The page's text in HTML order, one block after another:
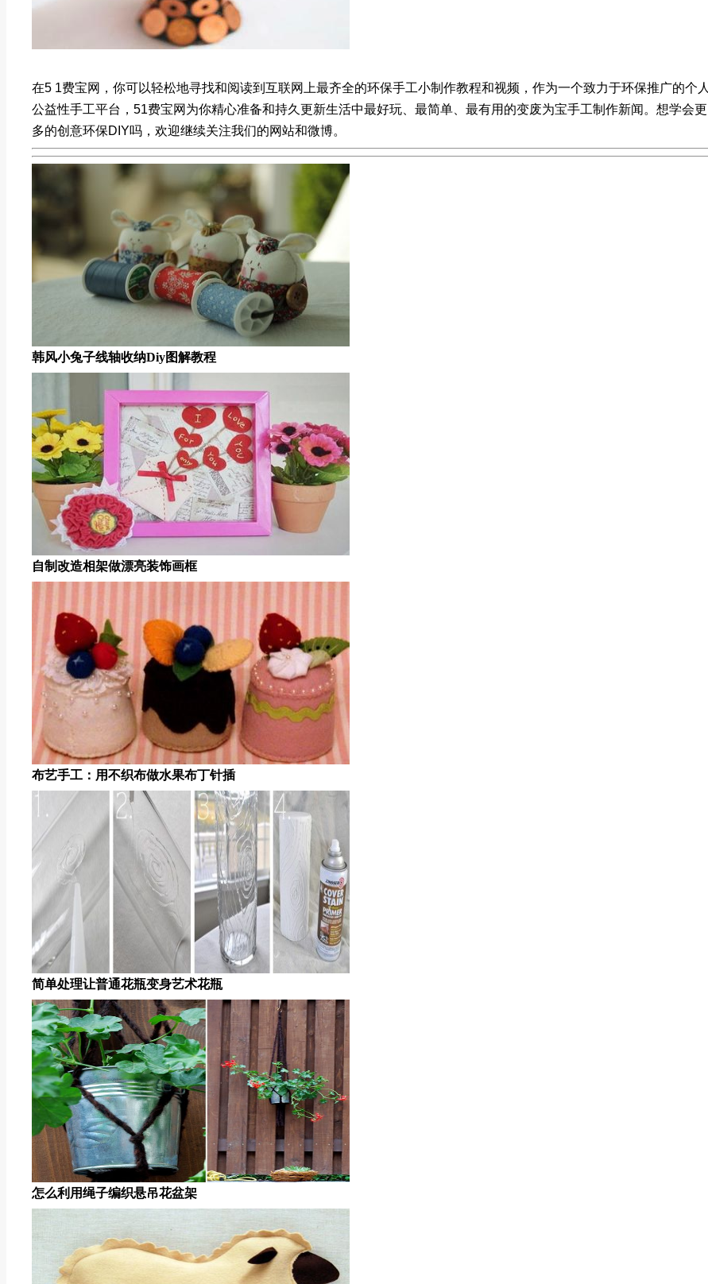
在5 1费宝网，你可以轻松地寻找和阅读到互联网上最齐全的环保手工小制作教程和视频，作为一个致力于环保推广的个人
公益性手工平台，51费宝网为你精心准备和持久更新生活中最好玩、最简单、最有用的变废为宝手工制作新闻。想学会更
多的创意环保DIY吗，欢迎继续关注我们的网站和微博。
韩风小兔子线轴收纳diy图解教程
自制改造相架做漂亮装饰画框
布艺手工：用不织布做水果布丁针插
简单处理让普通花瓶变身艺术花瓶
怎么利用绳子编织悬吊花盆架